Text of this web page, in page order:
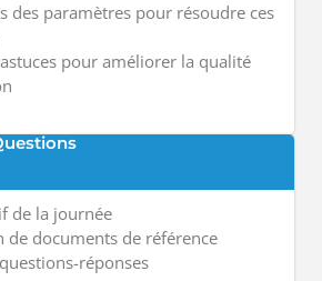
des paramètres pour résoudre ces
pour améliorer la qualité
de la journée
de documents de référence
réponses